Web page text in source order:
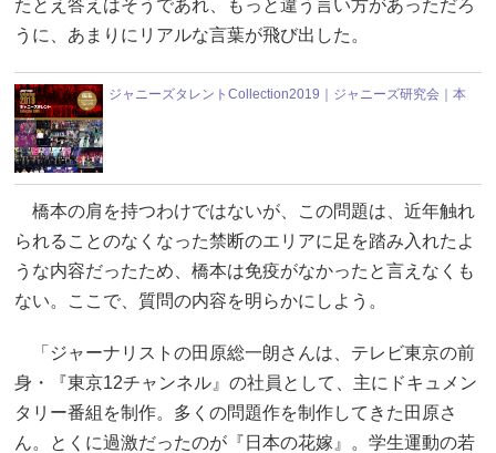
たとえ答えはそうであれ、もっと違う言い方があっただろ
うに、あまりにリアルな言葉が飛び出した。
ジャニーズタレントCollection2019｜ジャニーズ研究会｜本
橋本の肩を持つわけではないが、この問題は、近年触れ
られることのなくなった禁断のエリアに足を踏み入れたよ
うな内容だったため、橋本は免疫がなかったと言えなくも
ない。ここで、質問の内容を明らかにしよう。
「ジャーナリストの田原総一朗さんは、テレビ東京の前
身・『東京12チャンネル』の社員として、主にドキュメン
タリー番組を制作。多くの問題作を制作してきた田原さ
ん。とくに過激だったのが『日本の花嫁』。学生運動の若